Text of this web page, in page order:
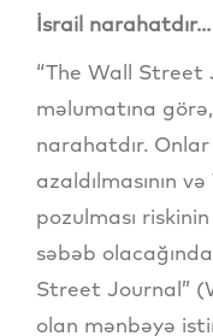
İsrail narahatdır...
“The Wall Street
məlumatına
narahatdır.
azaldılmasının
pozulması
səbəb
Street Journal”
olan mənbəyə